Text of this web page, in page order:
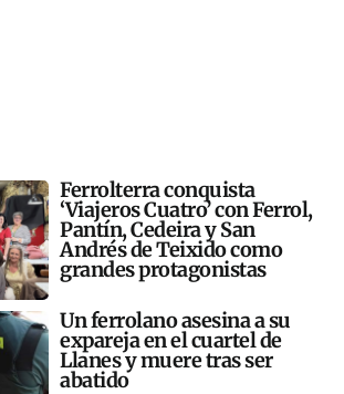
Ferrolterra conquista
‘Viajeros Cuatro’ con Ferrol,
Pantín, Cedeira y San
Andrés de Teixido como
grandes protagonistas
Un ferrolano asesina a su
expareja en el cuartel de
Llanes y muere tras ser
abatido